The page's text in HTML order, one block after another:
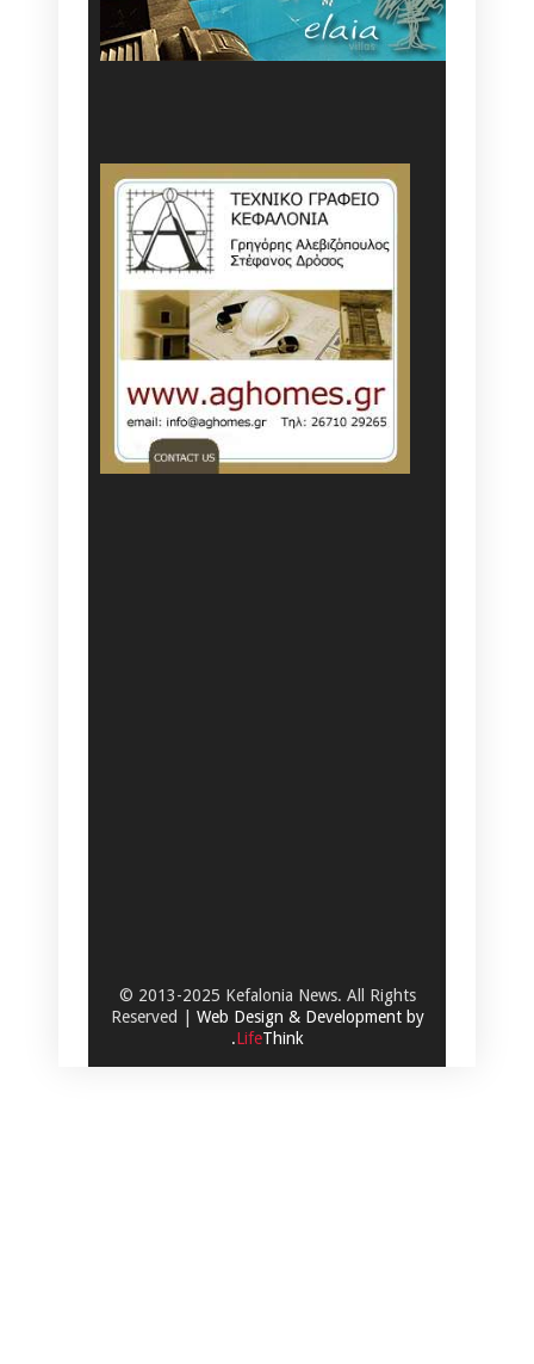
© 2013-2025 Kefalonia News. All Rights
Reserved | Web Design & Development by
.LifeThink